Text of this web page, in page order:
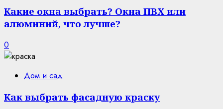
Какие окна выбрать? Окна ПВХ или
алюминий, что лучше?
0
Дом и сад
Как выбрать фасадную краску